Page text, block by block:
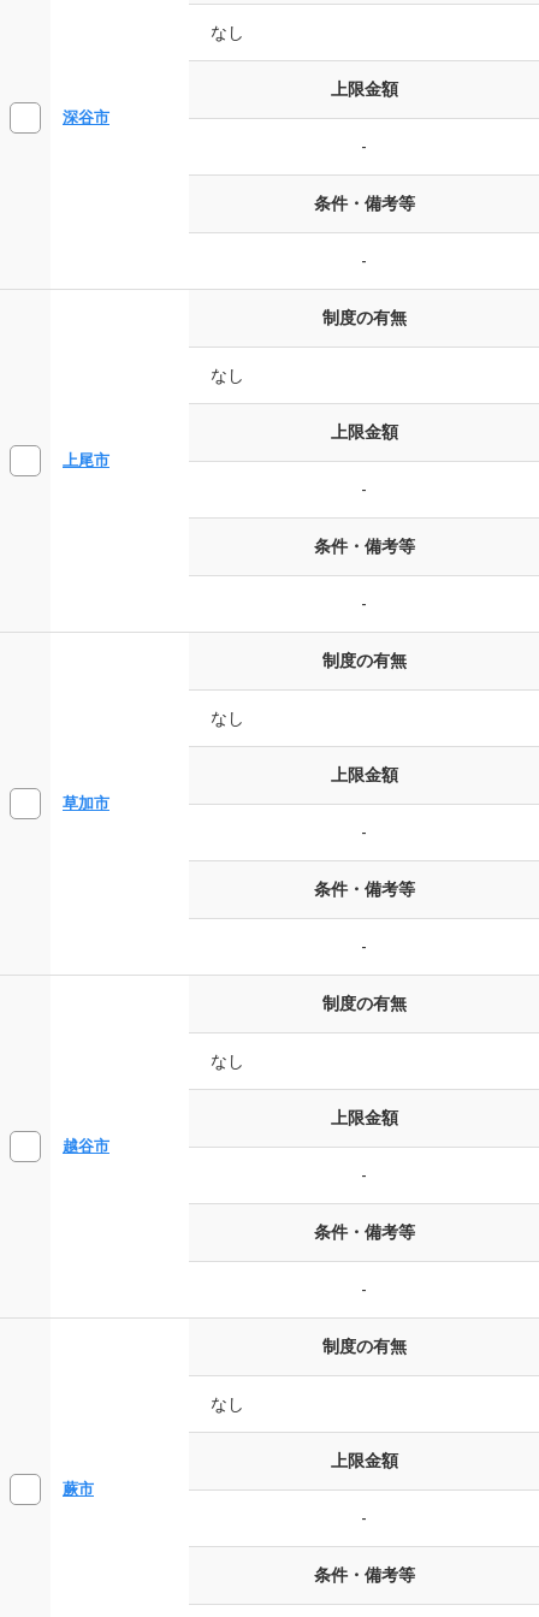
深谷市
なし
上限金額
-
条件・備考等
-
上尾市
制度の有無
なし
上限金額
-
条件・備考等
-
草加市
制度の有無
なし
上限金額
-
条件・備考等
-
越谷市
制度の有無
なし
上限金額
-
条件・備考等
-
蕨市
制度の有無
なし
上限金額
-
条件・備考等